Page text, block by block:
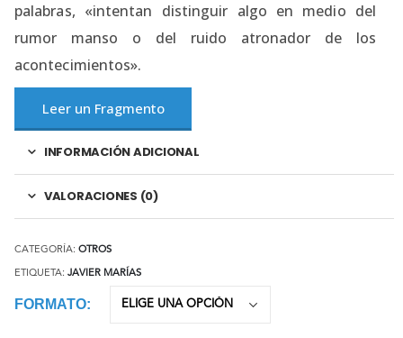
palabras, «intentan distinguir algo en medio del
rumor manso o del ruido atronador de los
acontecimientos».
Leer un Fragmento
INFORMACIÓN ADICIONAL
VALORACIONES (0)
CATEGORÍA: OTROS
ETIQUETA: JAVIER MARÍAS
FORMATO